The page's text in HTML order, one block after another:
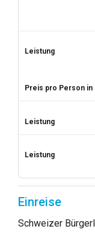
Einreise
Schweizer